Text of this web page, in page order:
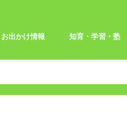
出かけ情報 知育・学習・塾